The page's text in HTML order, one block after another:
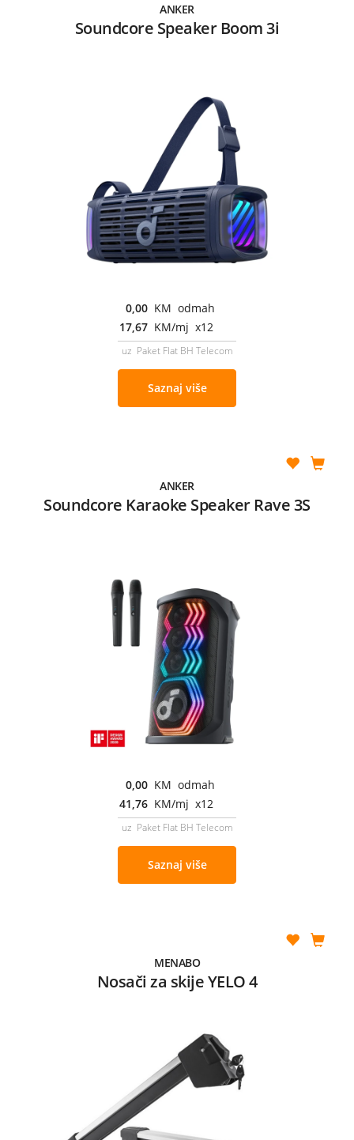
ANKER
Soundcore Speaker Boom 3i
0,00 KM odmah
17,67 KM/mj x12
uz Paket Flat BH Telecom
Saznaj više
ANKER
Soundcore Karaoke Speaker Rave 3S
0,00 KM odmah
41,76 KM/mj x12
uz Paket Flat BH Telecom
Saznaj više
MENABO
Nosači za skije YELO 4